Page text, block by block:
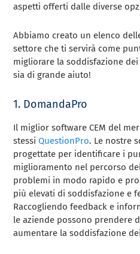
aspetti offerti dalle diverse
Abbiamo creato un elenco
settore che ti servirà come
migliorare la soddisfazione
sia di grande aiuto!
1. DomandaPro
Il miglior software CEM del
stessiQuestionPro. Le nostre
progettate per identificare i
miglioramento nel percorso
problemi in modo rapido e
più elevati di soddisfazione e
Raccogliendo feedback e
le aziende possono prendere
aumentare la soddisfazione